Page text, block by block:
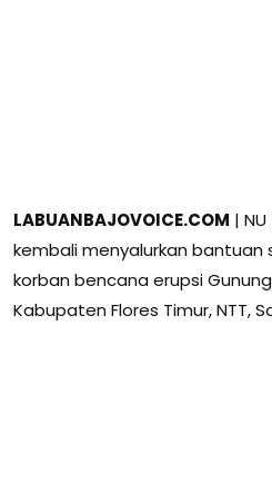
LABUANBAJOVOICE.COM |
kembali menyalurkan bantuan
korban bencana erupsi
Kabupaten Flores Timur, NTT,